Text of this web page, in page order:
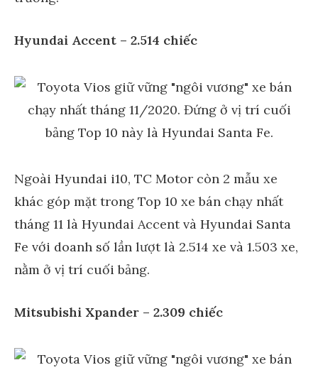
Hyundai Accent – 2.514 chiếc
Ngoài Hyundai i10, TC Motor còn 2 mẫu xe
khác góp mặt trong Top 10 xe bán chạy nhất
tháng 11 là Hyundai Accent và Hyundai Santa
Fe với doanh số lần lượt là 2.514 xe và 1.503 xe,
nằm ở vị trí cuối bảng.
Mitsubishi Xpander – 2.309 chiếc